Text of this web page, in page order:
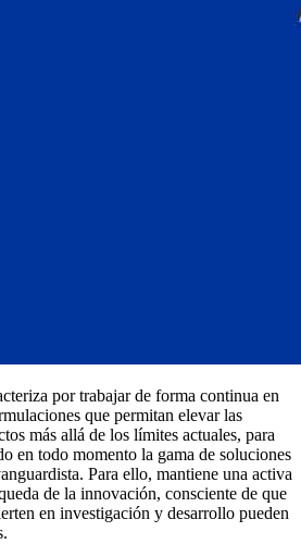
por trabajar de forma continua en
que permitan elevar las
más allá de los límites actuales, para
en todo momento la gama de soluciones
Para ello, mantiene una activa
de la innovación, consciente de que
en investigación y desarrollo pueden